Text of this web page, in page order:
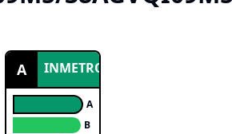
A INMETRO
A
B